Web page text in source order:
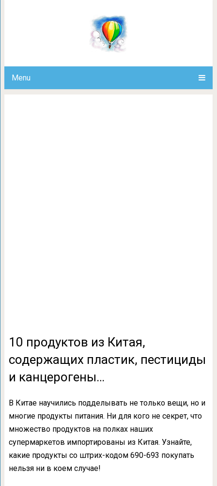
Menu
10 продуктов из Китая,
10 продуктов из Китая,
содержащих пластик, пестициды
и канцерогены…
В Китае научились подделывать не только вещи, но и
многие продукты питания. Ни для кого не секрет, что
множество продуктов на полках наших
супермаркетов импортированы из Китая. Узнайте,
какие продукты со штрих-кодом 690-693 покупать
нельзя ни в коем случае!